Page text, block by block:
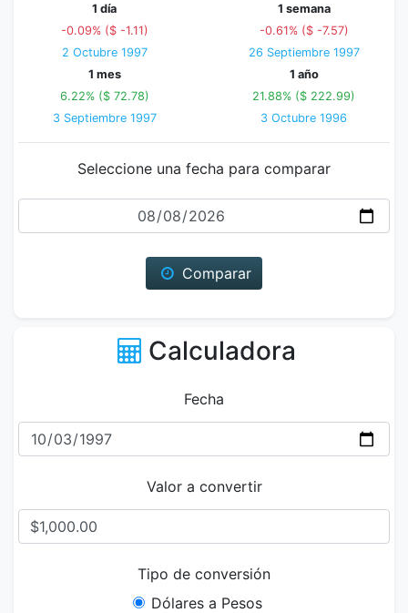
1 día
-0.09% ($ -1.11)
2 Octubre 1997
1 semana
-0.61% ($ -7.57)
26 Septiembre 1997
1 mes
6.22% ($ 72.78)
3 Septiembre 1997
1 año
21.88% ($ 222.99)
3 Octubre 1996
Seleccione una fecha para comparar
Fecha
Comparar
Calculadora
Fecha
Valor a convertir
Tipo de conversión
Dólares a Pesos